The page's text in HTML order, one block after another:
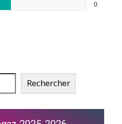
0
Rechercher